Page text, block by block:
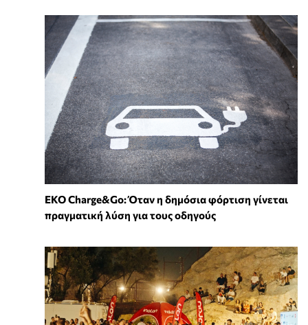
EKO Charge&Go: Όταν η δημόσια φόρτιση γίνεται
πραγματική λύση για τους οδηγούς